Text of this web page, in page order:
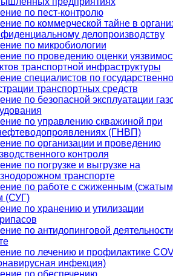
по пест-контролю
по коммерческой тайне в
делопроизводству
по микробиологии
по проведению оценки
транспортной инфраструктуры
специалистов по
транспортных средств
по безопасной эксплуатации
по управлению скважиной при
(ГНВП)
по организации и проведению
контроля
по погрузке и выгрузке на
транспорте
по работе с сжиженным
(СУГ)
по хранению и утилизации
по антидопинговой
по лечению и профилактике
инфекция)
по обеспечению